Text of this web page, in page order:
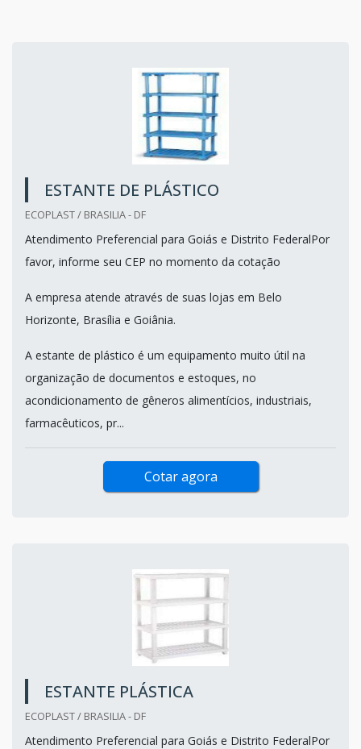
ESTANTE DE PLÁSTICO
ECOPLAST / BRASILIA - DF
Atendimento Preferencial para Goiás e Distrito FederalPor
favor, informe seu CEP no momento da cotação
A empresa atende através de suas lojas em Belo
Horizonte, Brasília e Goiânia.
A estante de plástico é um equipamento muito útil na
organização de documentos e estoques, no
acondicionamento de gêneros alimentícios, industriais,
farmacêuticos, pr...
Cotar agora
ESTANTE PLÁSTICA
ECOPLAST / BRASILIA - DF
Atendimento Preferencial para Goiás e Distrito FederalPor